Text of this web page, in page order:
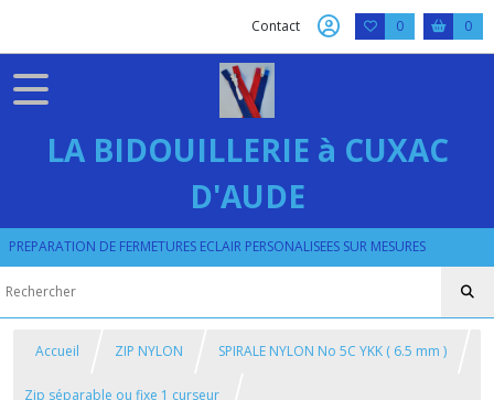
Contact 0 0
LA BIDOUILLERIE à CUXAC
D'AUDE
PREPARATION DE FERMETURES ECLAIR PERSONALISEES SUR MESURES
Accueil ZIP NYLON SPIRALE NYLON No 5C YKK ( 6.5 mm )
Zip séparable ou fixe 1 curseur